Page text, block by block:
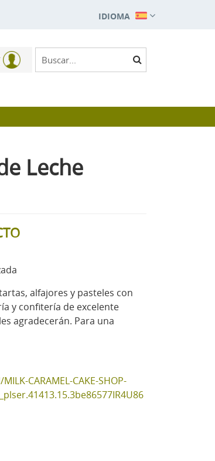
IDIOMA
Leche
alfajores y pasteles con
y confitería de excelente
agradecerán. Para una
CARAMEL-CAKE-SHOP-